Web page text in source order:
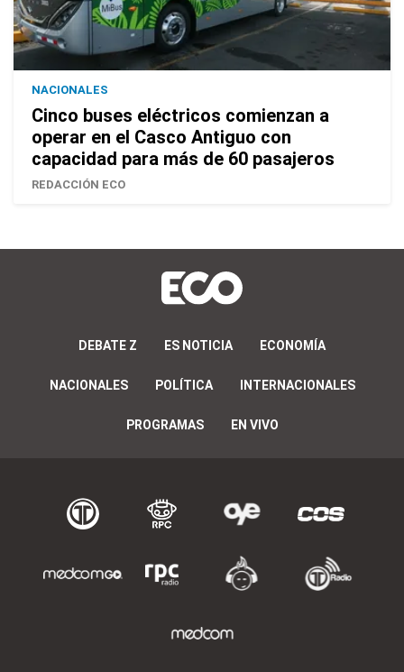
NACIONALES
Cinco buses eléctricos comienzan a
operar en el Casco Antiguo con
capacidad para más de 60 pasajeros
REDACCIÓN ECO
DEBATE Z ES NOTICIA ECONOMÍA
NACIONALES POLÍTICA INTERNACIONALES
PROGRAMAS EN VIVO